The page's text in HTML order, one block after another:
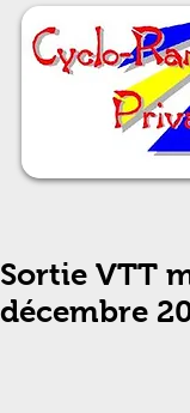
Sortie VTT
décembre